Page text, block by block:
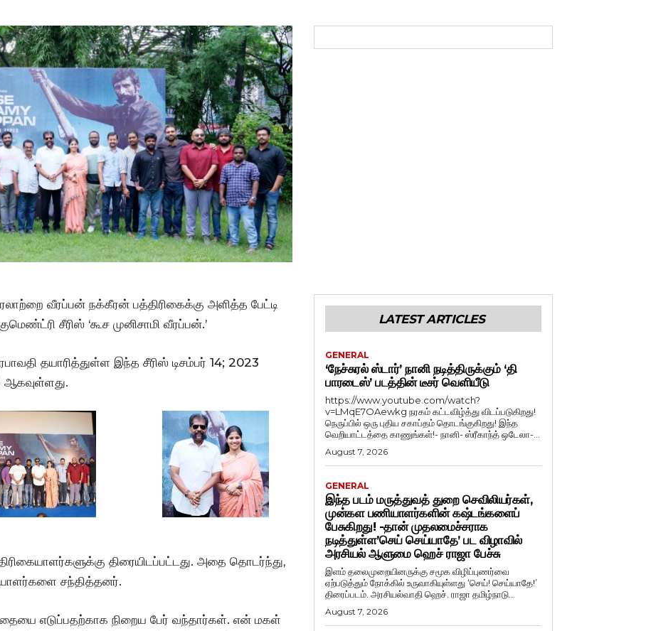
வீரப்பன் நக்கீரன் பத்திரிகைக்கு அளித்த பேட்டி
சீரிஸ் ‘கூச முனிசாமி வீரப்பன்.’
தயாரித்துள்ள இந்த சீரிஸ் டிசம்பர் 14; 2023
ஆகவுள்ளது.
திரையிடப்பட்டது. அதை தொடர்ந்து,
சந்தித்தனர்.
எடுப்பதற்காக நிறைய பேர் வந்தார்கள். என் மகள்
LATEST ARTICLES
GENERAL
‘நேச்சுரல் ஸ்டார்’ நானி நடித்திருக்கும் ‘தி
பாரடைஸ்’ படத்தின் டீசர் வெளியீடு
https://www.youtube.com/watch?
v=LMqE7OAewkg நரகம் கட்டவிழ்த்து விடப்படுகிறது!
நெருப்பில் ஒரு புதிய சகாப்தம் தொடங்குகிறது! இந்த
வெறியாட்டத்தை காணுங்கள்!- நானி- ஸ்ரீகாந்த் ஒடேலா-...
August 7, 2026
GENERAL
இந்த படம் மருத்துவத் துறை செவிலியர்கள்,
முன்கள பணியாளர்களின் கஷ்டங்களைப்
பேசுகிறது! -தான் முதலமைச்சராக
நடித்துள்ள’செய் செய்யாதே’ பட விழாவில்
அரசியல் ஆளுமை ஹெச் ராஜா பேச்சு
இளம் தலைமுறையினருக்கு சமூக விழிப்புணர்வை
ஏற்படுத்தும் நோக்கில் உருவாகியுள்ளது ‘செய்! செய்யாதே!’
திரைப்படம். அரசியல்வாதி ஹெச். ராஜா தமிழ்நாடு...
August 7, 2026